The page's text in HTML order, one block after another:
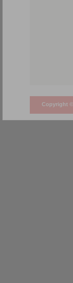
Copyright